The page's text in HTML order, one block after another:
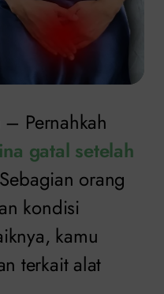
– Pernahkah
gatal setelah
orang
kondisi
kamu
terkait alat